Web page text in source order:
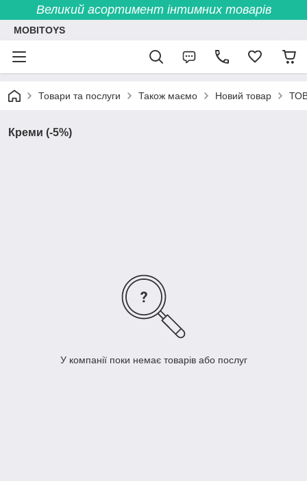
Великий асортимент інтимних товарів
MOBITOYS
Товари та послуги Також маємо Новий товар
Креми (-5%)
У компанії поки немає товарів або послуг